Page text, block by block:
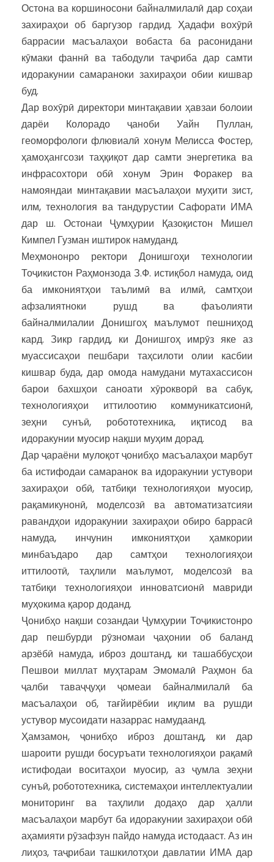
Остона ва коршиносони байналмилалӣ дар соҳаи
захираҳои об баргузор гардид. Ҳадафи вохӯрӣ
баррасии масъалаҳои вобаста ба расонидани
кӯмаки фаннӣ ва табодули таҷриба дар самти
идоракунии самараноки захираҳои обии кишвар
буд.
Дар вохӯрӣ директори минтақавии ҳавзаи болоии
дарёи Колорадо ҷаноби Уайн Пуллан,
геоморфологи флювиалӣ хонум Мелисса Фостер,
ҳамоҳангсози таҳқиқот дар самти энергетика ва
инфрасохтори обӣ хонум Эрин Форакер ва
намояндаи минтақавии масъалаҳои муҳити зист,
илм, технология ва тандурустии Сафорати ИМА
дар ш. Остонаи Ҷумҳурии Қазоқистон Мишел
Кимпел Гузман иштирок намуданд.
Меҳмононро ректори Донишгоҳи технологии
Тоҷикистон Раҳмонзода З.Ф. истиқбол намуда, оид
ба имкониятҳои таълимӣ ва илмӣ, самтҳои
афзалиятноки рушд ва фаъолияти
байналмилалии Донишгоҳ маълумот пешниҳод
кард. Зикр гардид, ки Донишгоҳ имрӯз яке аз
муассисаҳои пешбари таҳсилоти олии касбии
кишвар буда, дар омода намудани мутахассисон
барои бахшҳои саноати хӯрокворӣ ва сабук,
технологияҳои иттилоотию коммуникатсионӣ,
зеҳни сунъӣ, робототехника, иқтисод ва
идоракунии муосир нақши муҳим дорад.
Дар ҷараёни мулоқот ҷонибҳо масъалаҳои марбут
ба истифодаи самаранок ва идоракунии устувори
захираҳои обӣ, татбиқи технологияҳои муосир,
рақамикунонӣ, моделсозӣ ва автоматизатсияи
равандҳои идоракунии захираҳои обиро баррасӣ
намуда, инчунин имкониятҳои ҳамкории
минбаъдаро дар самтҳои технологияҳои
иттилоотӣ, таҳлили маълумот, моделсозӣ ва
татбиқи технологияҳои инноватсионӣ мавриди
муҳокима қарор доданд.
Ҷонибҳо нақши созандаи Ҷумҳурии Тоҷикистонро
дар пешбурди рӯзномаи ҷаҳонии об баланд
арзёбӣ намуда, иброз доштанд, ки ташаббусҳои
Пешвои миллат муҳтарам Эмомалӣ Раҳмон ба
ҷалби таваҷҷуҳи ҷомеаи байналмилалӣ ба
масъалаҳои об, тағйирёбии иқлим ва рушди
устувор мусоидати назаррас намудаанд.
Ҳамзамон, ҷонибҳо иброз доштанд, ки дар
шароити рушди босуръати технологияҳои рақамӣ
истифодаи воситаҳои муосир, аз ҷумла зеҳни
сунъӣ, робототехника, системаҳои интеллектуалии
мониторинг ва таҳлили додаҳо дар ҳалли
масъалаҳои марбут ба идоракунии захираҳои обӣ
аҳамияти рӯзафзун пайдо намуда истодааст. Аз ин
лиҳоз, таҷрибаи ташкилотҳои давлатии ИМА дар